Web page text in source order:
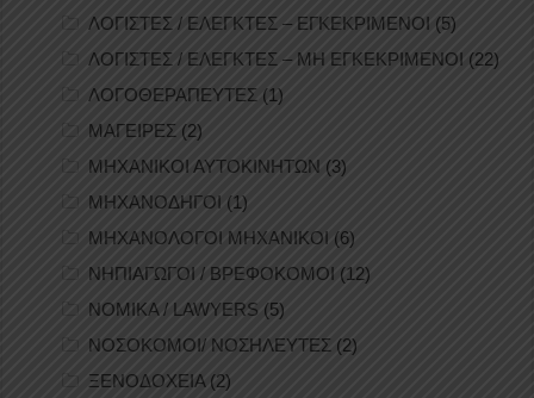
ΛΟΓΙΣΤΕΣ / ΕΛΕΓΚΤΕΣ – ΕΓΚΕΚΡΙΜΕΝΟΙ (5)
ΛΟΓΙΣΤΕΣ / ΕΛΕΓΚΤΕΣ – ΜΗ ΕΓΚΕΚΡΙΜΕΝΟΙ (22)
ΛΟΓΟΘΕΡΑΠΕΥΤΕΣ (1)
ΜΑΓΕΙΡΕΣ (2)
ΜΗΧΑΝΙΚΟΙ ΑΥΤΟΚΙΝΗΤΩΝ (3)
ΜΗΧΑΝΟΔΗΓΟΙ (1)
ΜΗΧΑΝΟΛΟΓΟΙ ΜΗΧΑΝΙΚΟΙ (6)
ΝΗΠΙΑΓΩΓΟΙ / ΒΡΕΦΟΚΟΜΟΙ (12)
ΝΟΜΙΚΑ / LAWYERS (5)
ΝΟΣΟΚΟΜΟΙ/ ΝΟΣΗΛΕΥΤΕΣ (2)
ΞΕΝΟΔΟΧΕΙΑ(2)